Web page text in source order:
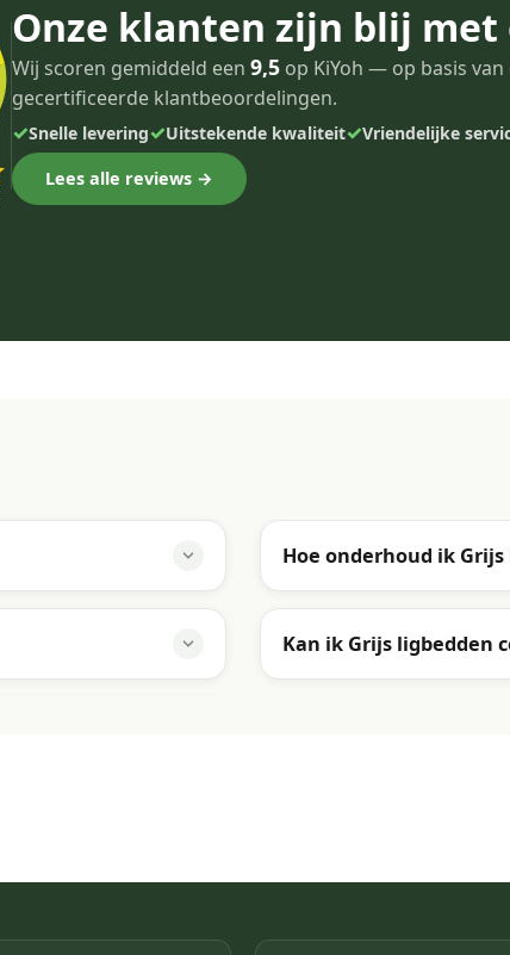
Onze klanten zijn blij met
Wij scoren gemiddeld een 9,5op KiYoh — op basis van
gecertificeerde klantbeoordelingen.
✓Snelle levering✓Uitstekende kwaliteit✓Vriendelijke
Lees alle reviews →
Hoe onderhoud ik
Kan ik Grijs ligbedden